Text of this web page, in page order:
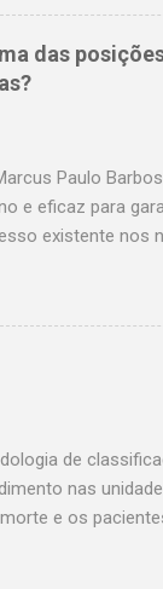
Paula
das
Paulo
e eficaz para
existente nos
não é preciso
para um
como
de
nas
e os
de risco